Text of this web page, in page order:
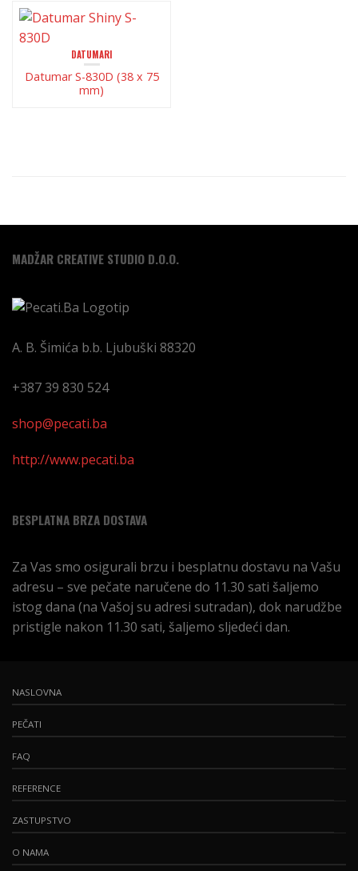
DATUMARI
Datumar S-830D (38 x 75
mm)
MADŽAR CREATIVE STUDIO D.O.O.
A. B. Šimića b.b. Ljubuški 88320
+387 39 830 524
shop@pecati.ba
http://www.pecati.ba
BESPLATNA BRZA DOSTAVA
Za Vas smo osigurali brzu i besplatnu dostavu na Vašu
adresu – sve pečate naručene do 11.30 sati šaljemo
istog dana (na Vašoj su adresi sutradan), dok narudžbe
pristigle nakon 11.30 sati, šaljemo sljedeći dan.
NASLOVNA
PEČATI
FAQ
REFERENCE
ZASTUPSTVO
O NAMA